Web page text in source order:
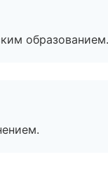
образованием.